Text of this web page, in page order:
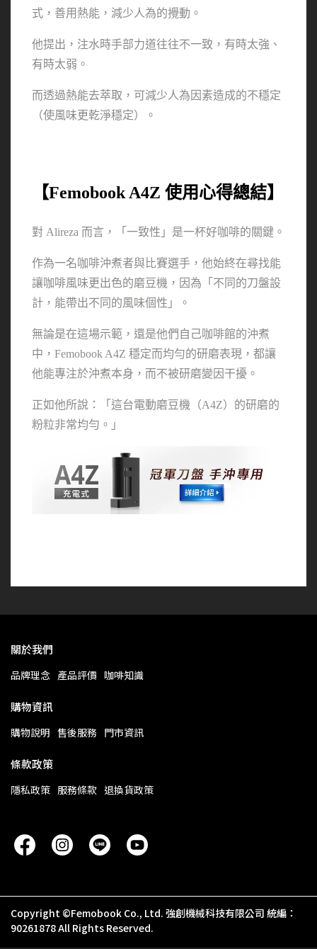
式，善用熱能，減少人為的攪動。
他提出，注水時手部力道往往不一致，有時太強、
有時太弱。
而透過熱能去萃取，可減少人為因素造成的不穩定
（使風味更乾淨穩定）。
【Femobook A4Z 使用心得總結】
對 Alireza 而言，「一致性」是一杯好咖啡的關鍵。
作為一名咖啡沖煮者與比賽選手，他始終在尋找能
讓咖啡風味更出色的磨豆機，因為「不同的刀盤設
計，能帶出不同的風味個性」。
無論是在這場示範，還是他們自己咖啡館的沖煮
中，Femobook A4Z 穩定而均勻的研磨表現，都讓
他能專注於沖煮本身，而不被研磨變因干擾。
正如他所說：「這台電動磨豆機（A4Z）的研磨的
粉粒非常均勻。」
關於我們
品牌理念 產品評價 咖啡知識
購物資訊
購物說明 售後服務 門市資訊
條款政策
隱私政策 服務條款 退換貨政策
Copyright ©Femobook Co., Ltd. 強創機械科技有限公司 統編：
90261878 All Rights Reserved.